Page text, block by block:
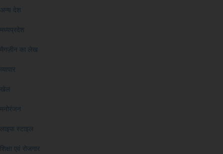
अन्य देश
मध्यप्रदेश
मैगज़ीन का लेख
व्यापार
खेल
मनोरंजन
लाइफ स्टाइल
शिक्षा एवं रोजगार